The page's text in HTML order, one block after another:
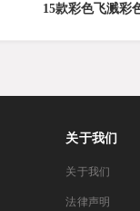
15款彩色飞溅彩
关于我们
关于我们
法律声明